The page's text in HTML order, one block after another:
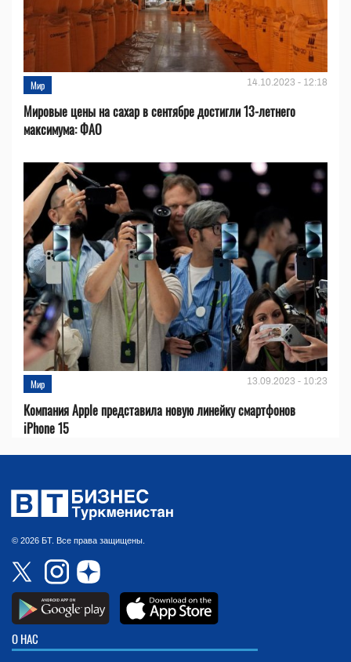
Мир 14.10.2023 - 12:18
Мировые цены на сахар в сентябре достигли 13-летнего
максимума: ФАО
Мир 13.09.2023 - 10:23
Компания Apple представила новую линейку смартфонов
iPhone 15
© 2026 БТ. Все права защищены.
О НАС